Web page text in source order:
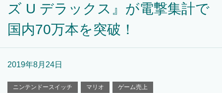
ズ U デラックス』が電撃集計で
国内70万本を突破！
2019年8月24日
ニンテンドースイッチ マリオ ゲーム売上